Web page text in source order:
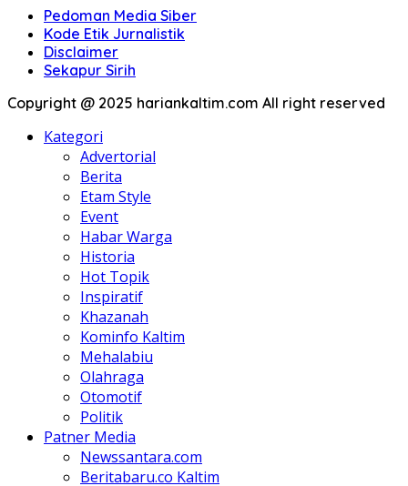
Pedoman Media Siber
Kode Etik Jurnalistik
Disclaimer
Sekapur Sirih
Copyright @ 2025 hariankaltim.com All right reserved
Kategori
Advertorial
Berita
Etam Style
Event
Habar Warga
Historia
Hot Topik
Inspiratif
Khazanah
Kominfo Kaltim
Mehalabiu
Olahraga
Otomotif
Politik
Patner Media
Newssantara.com
Beritabaru.co Kaltim